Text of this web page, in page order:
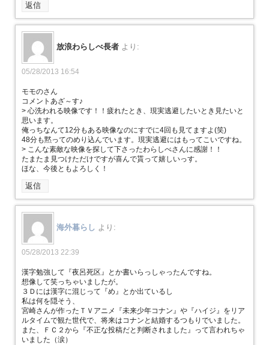
返信
放浪わらしべ長者 より:
05/28/2013 16:54
モモのさん
コメントあざ～す♪
> 心洗われる映像です！！疲れたとき、現実逃避したいとき見たいと
思います。
俺っちなんて12分もある映像なのにすでに4回も見てますよ(笑)
48分も黙ってのめり込んでいます。現実逃避にはもってこいですね。
> こんな素敵な映像を探して下さったわらしべさんに感謝！！
たまたま見つけただけですが喜んで貰って嬉しいっす。
ほな、今後ともよろしく！
返信
海外暮らし より:
05/28/2013 22:39
漢字勉強して『夜呂死区』とか書いらっしゃったんですね。
想像して笑っちゃいましたが。
３Ｄには漢字に混じって『め』とか出ているし
私は何を隠そう、
宮崎さんが作ったＴＶアニメ『未来少年コナン』や『ハイジ』をリア
ルタイムで観た世代で、将来はコナンと結婚するつもりでいました。
また、ＦＣ２から『不正な投稿だと判断されました』って言われちゃ
いました（涙）